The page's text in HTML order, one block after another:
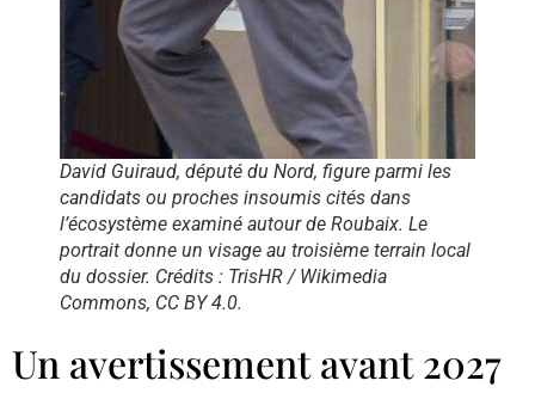
David Guiraud, député du Nord, figure parmi les
candidats ou proches insoumis cités dans
l’écosystème examiné autour de Roubaix. Le
portrait donne un visage au troisième terrain local
du dossier. Crédits : TrisHR / Wikimedia
Commons, CC BY 4.0.
Un avertissement avant 2027